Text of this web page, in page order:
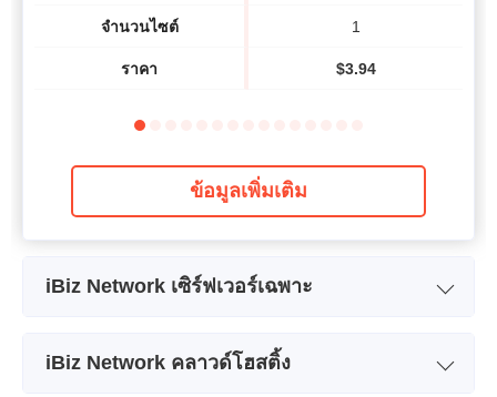
จำนวนไซต์
ราคา
1
$3.94
ข้อมูลเพิ่มเติม
iBiz Network เซิร์ฟเวอร์เฉพาะ
iBiz Network คลาวด์โฮสติ้ง